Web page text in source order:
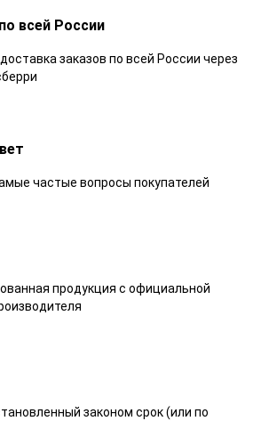
всей России
заказов по всей России через
частые вопросы покупателей
продукция с официальной
законом срок (или по